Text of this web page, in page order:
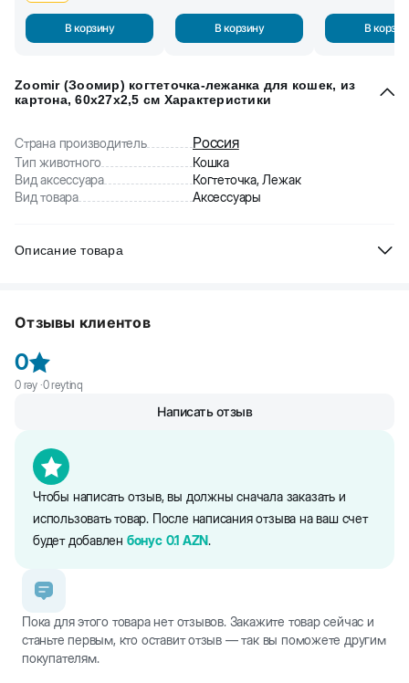
В корзину В корзину В
Zoomir (Зоомир) когтеточка-лежанка для кошек, из
картона, 60x27x2,5 см Характеристики
Страна производитель Россия
Тип животного
Кошка
Вид аксессуара
Когтеточка, Лежак
Вид товара
Аксессуары
Описание товара
стачивании когтей, а также для ее отдыха.
Преимущества модели:
- безопасный и мягкий гофрокартон бережно точит коготки
- помогает растянуть мышцы и позвоночник питомца
- особая пропитка для более быстрого приучению к когтеточке
- легкий вес позволяет быстро переставлять ее в случае
необходимости
Отзывы клиентов
0
0rəy ·0reytinq
Чтобы написать отзыв, вы должны сначала заказать и
использовать товар. После написания отзыва на ваш счет
будет добавлен бонус 0.1 AZN.
Написать отзыв
Пока для этого товара нет отзывов. Закажите товар сейчас и
станьте первым, кто оставит отзыв — так вы поможете другим
покупателям.